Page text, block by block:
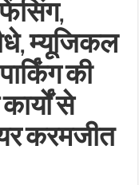
म्यूजिकल
की
से
करमजीत